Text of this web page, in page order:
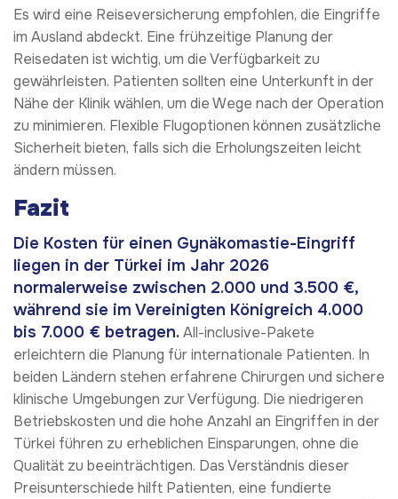
Es wird eine Reiseversicherung empfohlen, die Eingriffe
im Ausland abdeckt. Eine frühzeitige Planung der
Reisedaten ist wichtig, um die Verfügbarkeit zu
gewährleisten. Patienten sollten eine Unterkunft in der
Nähe der Klinik wählen, um die Wege nach der Operation
zu minimieren. Flexible Flugoptionen können zusätzliche
Sicherheit bieten, falls sich die Erholungszeiten leicht
ändern müssen.
Fazit
Die Kosten für einen Gynäkomastie-Eingriff
liegen in der Türkei im Jahr 2026
normalerweise zwischen 2.000 und 3.500 €,
während sie im Vereinigten Königreich 4.000
bis 7.000 € betragen.All-inclusive-Pakete
erleichtern die Planung für internationale Patienten. In
beiden Ländern stehen erfahrene Chirurgen und sichere
klinische Umgebungen zur Verfügung. Die niedrigeren
Betriebskosten und die hohe Anzahl an Eingriffen in der
Türkei führen zu erheblichen Einsparungen, ohne die
Qualität zu beeinträchtigen. Das Verständnis dieser
Preisunterschiede hilft Patienten, eine fundierte